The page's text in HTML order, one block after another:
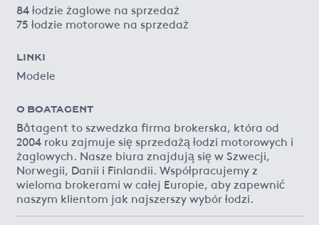
84 łodzie żaglowe na sprzedaż
75 łodzie motorowe na sprzedaż
LINKI
Modele
O BOATAGENT
Båtagent to szwedzka firma brokerska, która od
2004 roku zajmuje się sprzedażą łodzi motorowych i
żaglowych. Nasze biura znajdują się w Szwecji,
Norwegii, Danii i Finlandii. Współpracujemy z
wieloma brokerami w całej Europie, aby zapewnić
naszym klientom jak najszerszy wybór łodzi.